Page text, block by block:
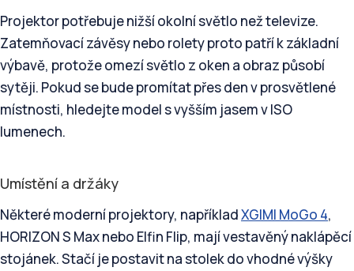
Projektor potřebuje nižší okolní světlo než televize.
Zatemňovací závěsy nebo rolety proto patří k základní
výbavě, protože omezí světlo z oken a obraz působí
sytěji. Pokud se bude promítat přes den v prosvětlené
místnosti, hledejte model s vyšším jasem v ISO
lumenech.
Umístění a držáky
Některé moderní projektory, napříkladXGIMI MoGo 4,
HORIZON S Max nebo Elfin Flip, mají vestavěný naklápěcí
stojánek. Stačí je postavit na stolek do vhodné výšky